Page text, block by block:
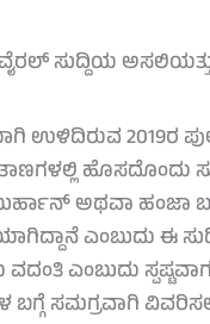
ಉಳಿದಿರುವ 2019ರ
ಹೊಸದೊಂದು
ಅಥವಾ
ಎಂಬುದು ಈ
ಎಂಬುದು
ಬಗ್ಗೆ ಸಮಗ್ರವಾಗಿ